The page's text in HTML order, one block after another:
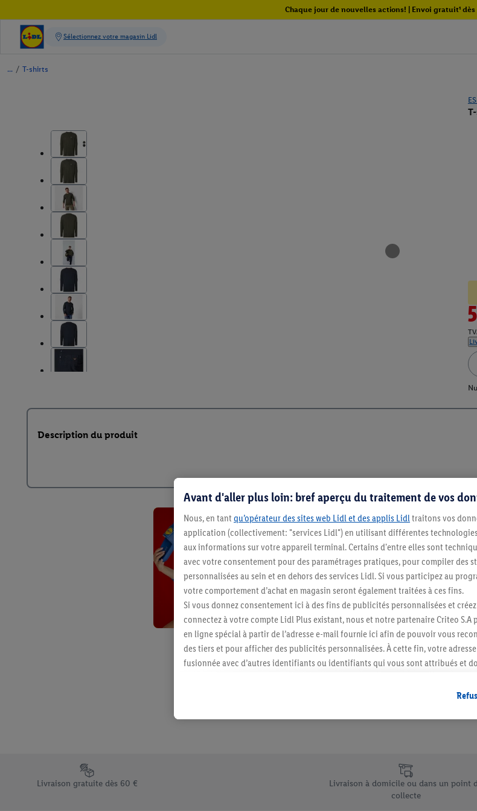
Chaque jour de nouvelles actions! | Envoi gratuit¹
/ T-shirts
Description du produit
Restez
Abonnez-
Élément du pied de page avec les différents arguments de vente uniques de Lidl.be
Livraison gratuite dès 60 €
Livraison à domicile ou dans un point
collecte
Avant d'aller plus loin: bref aperçu du traitement de vos
Nous, en tant qu’opérateur des sites web Lidl et des applis Lidltraitons vos
application (collectivement: "services Lidl") en utilisant différentes
aux informations sur votre appareil terminal. Certains d'entre elles sont
avec votre consentement pour des paramétrages pratiques, pour compiler des
personnalisées au sein et en dehors des services Lidl. Si vous participez au
votre comportement d’achat en magasin seront également traitées à ces fins.
Si vous donnez consentement ici à des fins de publicités personnalisées et
connectez à votre compte Lidl Plus existant, nous et notre partenaire Criteo
en ligne spécial à partir de l’adresse e-mail fournie ici afin de pouvoir vous
des tiers et pour afficher des publicités personnalisées. À cette fin, votre
fusionnée avec d’autres identifiants ou identifiants qui vous sont attribués et
vous avez montré de l’intérêt (par exemple en plaçant le produit dans un panier
l’achat) peuvent également être affichées sur plusieurs apppareils et plusieurs
plusieurs services de Lidl peuvent vous être attribués en utilisant votre adresse
En cliquant sur « Refuser », vous pouvez autoriser uniquement l’utilisation des
« Accepter », vous autorisez tous les traitements pour toutes les finalités